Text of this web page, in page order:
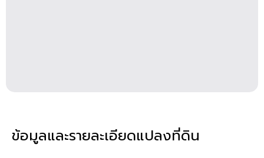
ข้อมูลและรายละเอียดแปลงที่ดิน